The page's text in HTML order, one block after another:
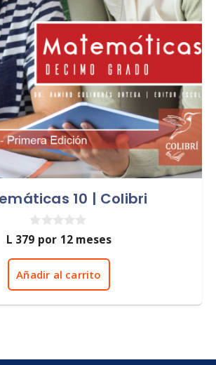
10 | Colibri
0
d
e
L 379 por 12 meses
Añadir al carrito